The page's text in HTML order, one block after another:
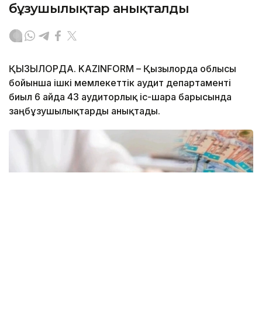
бұзушылықтар анықталды
ҚЫЗЫЛОРДА. KAZINFORM – Қызылорда облысы
бойынша ішкі мемлекеттік аудит департаменті
биыл 6 айда 43 аудиторлық іс-шара барысында
заңбұзушылықтарды анықтады.